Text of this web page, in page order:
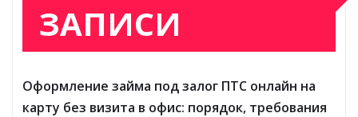
ЗАПИСИ
Оформление займа под залог ПТС онлайн на
карту без визита в офис: порядок, требования